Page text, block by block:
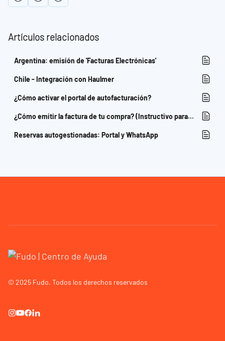
Artículos relacionados
Argentina: emisión de 'Facturas Electrónicas'
Chile - Integración con Haulmer
¿Cómo activar el portal de autofacturación?
¿Cómo emitir la factura de tu compra? (Instructivo para comensales)
Reservas autogestionadas: Portal y WhatsApp
© 2025 Fudo. Todos los derechos reservados